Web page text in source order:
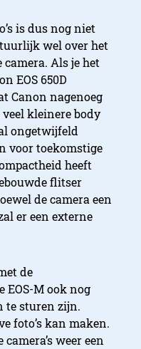
is dus nog niet
wel over het
Als je het
EOS 650D
Canon nagenoeg
kleinere body
ongetwijfeld
voor toekomstige
heeft
flitser
de camera een
er een externe
de
EOS-M ook nog
te sturen zijn.
foto’s kan maken.
weer een